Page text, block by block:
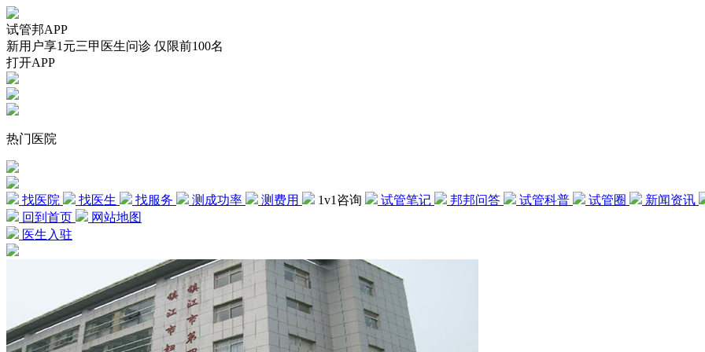
试管邦APP
新用户享1元三甲医生问诊 仅限前100名
打开APP
热门医院
找医院 找医生 找服务 测成功率 测费用 1v1咨询 试管笔记 邦邦问答 试管科普 试管圈
新闻资讯
回到首页
网站地图
医生入驻